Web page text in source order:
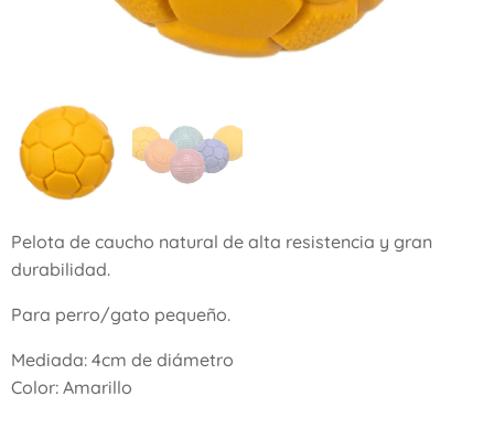
Pelota de caucho natural de alta resistencia y gran
durabilidad.
Para perro/gato pequeño.
Mediada: 4cm de diámetro
Color: Amarillo